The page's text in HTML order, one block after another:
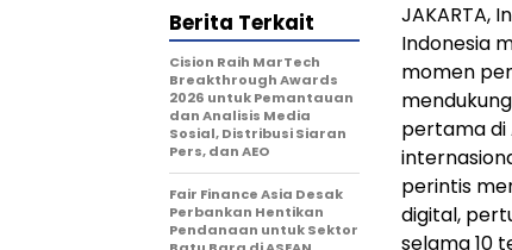
JAKARTA,
Indonesia
momen
pertama di
perintis
digital,
selama 10
Berita Terkait
Cision Raih MarTech
Breakthrough Awards
2026 untuk Pemantauan
dan Analisis Media
Sosial, Distribusi Siaran
Pers, dan AEO
Fair Finance Asia Desak
Perbankan Hentikan
Pendanaan untuk Sektor